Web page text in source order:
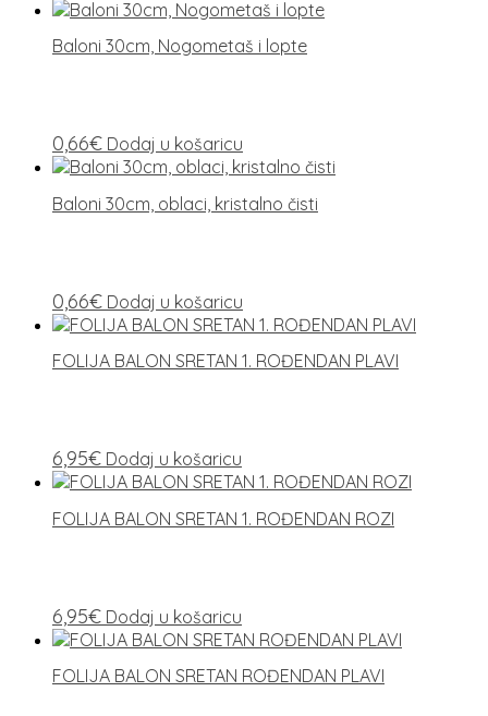
Baloni 30cm, Nogometaš i lopte
0,66€ Dodaj u košaricu
Baloni 30cm, oblaci, kristalno čisti
0,66€ Dodaj u košaricu
FOLIJA BALON SRETAN 1. ROĐENDAN PLAVI
6,95€ Dodaj u košaricu
FOLIJA BALON SRETAN 1. ROĐENDAN ROZI
6,95€ Dodaj u košaricu
FOLIJA BALON SRETAN ROĐENDAN PLAVI